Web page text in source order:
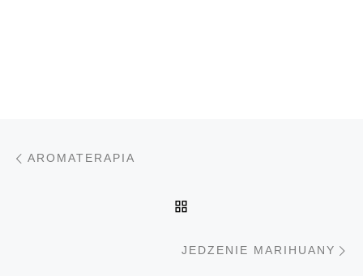
Nawigacja wpisu
AROMATERAPIA
JEDZENIE MARIHUANY